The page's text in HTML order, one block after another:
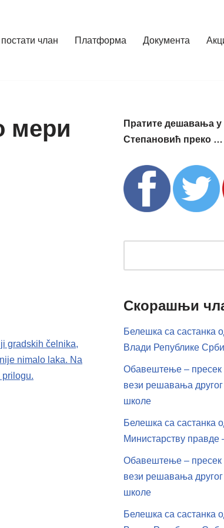
члан Платформа Документа
мери
gradskih čelnika,
nimalo laka. Na
prilogu.
Пратите дешавања
Степановић преко …
Скорашњи
Белешка са састанка
Влади Републике
Обавештење – пресек
вези решавања
школе
Белешка са састанка
Министарству правде
Обавештење – пресек
вези решавања
школе
Белешка са састанка